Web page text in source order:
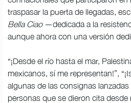
traspasar la puerta de llegadas,
Bella Ciao —dedicada a la
aunque ahora con una versión
“¡Desde el río hasta el mar,
mexicanos, sí me representan!”,
algunas de las consignas
personas que se dieron cita desde